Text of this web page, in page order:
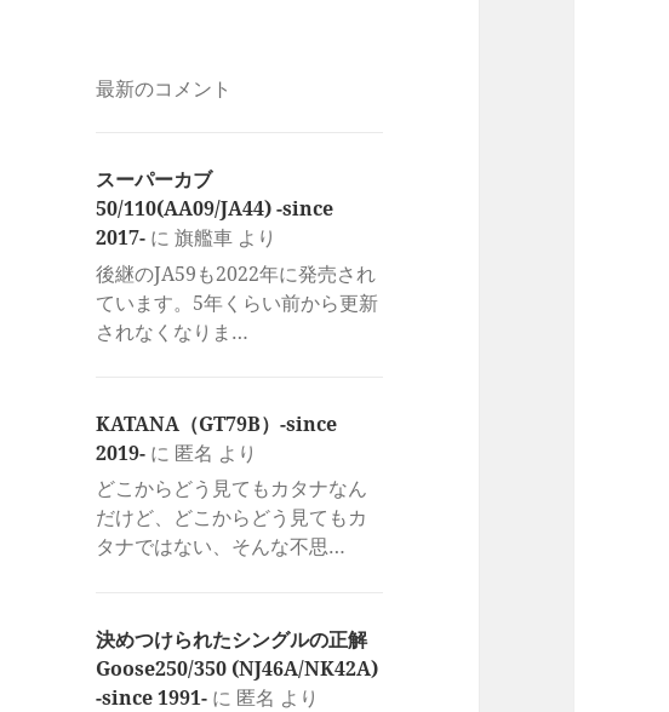
最新のコメント
スーパーカブ
50/110(AA09/JA44) -since
2017- に旗艦車 より
後継のJA59も2022年に発売され
ています。5年くらい前から更新
されなくなりま…
KATANA（GT79B）-since
2019- に 匿名 より
どこからどう見てもカタナなん
だけど、どこからどう見てもカ
タナではない、そんな不思…
決めつけられたシングルの正解
Goose250/350 (NJ46A/NK42A)
-since 1991- に 匿名 より